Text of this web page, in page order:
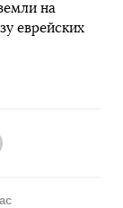
на
еврейских